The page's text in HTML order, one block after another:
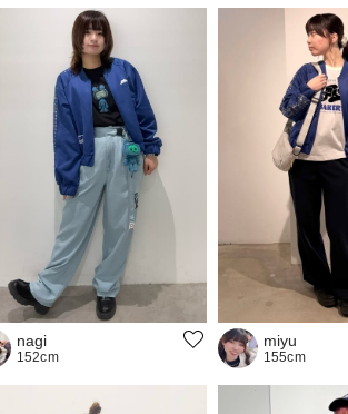
nagi
152cm
miyu
155cm